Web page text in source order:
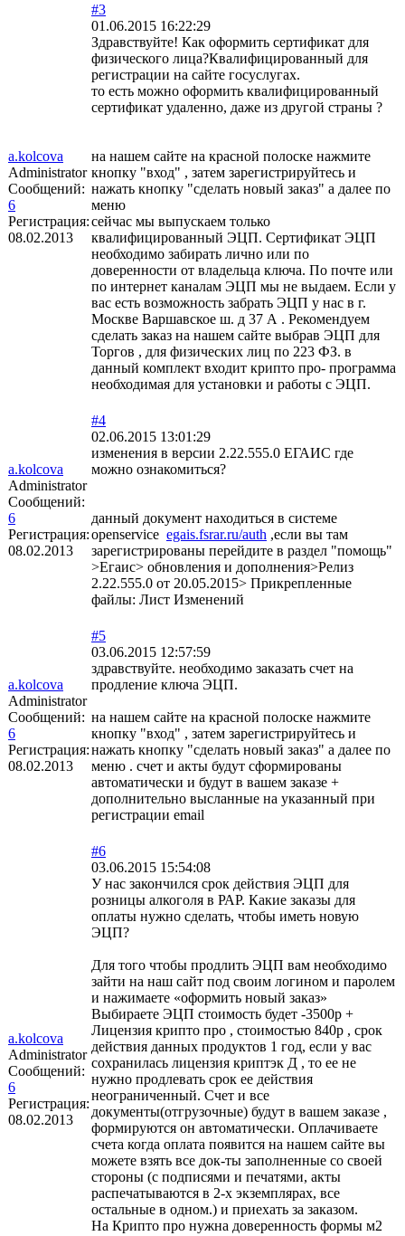
a.kolcova
Administrator
Сообщений:
6
Регистрация:
08.02.2013
#3
01.06.2015 16:22:29
Здравствуйте! Как оформить сертификат для
физического лица?Квалифицированный для
регистрации на сайте госуслугах.
то есть можно оформить квалифицированный
сертификат удаленно, даже из другой страны ?
на нашем сайте на красной полоске нажмите
кнопку "вход" , затем зарегистрируйтесь и
нажать кнопку "сделать новый заказ" а далее по
меню
сейчас мы выпускаем только
квалифицированный ЭЦП. Сертификат ЭЦП
необходимо забирать лично или по
доверенности от владельца ключа. По почте или
по интернет каналам ЭЦП мы не выдаем. Если у
вас есть возможность забрать ЭЦП у нас в г.
Москве Варшавское ш. д 37 А . Рекомендуем
сделать заказ на нашем сайте выбрав ЭЦП для
Торгов , для физических лиц по 223 ФЗ. в
данный комплект входит крипто про- программа
необходимая для установки и работы с ЭЦП.
a.kolcova
Administrator
Сообщений:
6
Регистрация:
08.02.2013
#4
02.06.2015 13:01:29
изменения в версии 2.22.555.0 ЕГАИС где
можно ознакомиться?
данный документ находиться в системе
openservice egais.fsrar.ru/auth ,если вы там
зарегистрированы перейдите в раздел "помощь"
>Егаис> обновления и дополнения>Релиз
2.22.555.0 от 20.05.2015> Прикрепленные
файлы: Лист Изменений
a.kolcova
Administrator
Сообщений:
6
Регистрация:
08.02.2013
#5
03.06.2015 12:57:59
здравствуйте. необходимо заказать счет на
продление ключа ЭЦП.
на нашем сайте на красной полоске нажмите
кнопку "вход" , затем зарегистрируйтесь и
нажать кнопку "сделать новый заказ" а далее по
меню . счет и акты будут сформированы
автоматически и будут в вашем заказе +
дополнительно высланные на указанный при
регистрации email
a.kolcova
Administrator
Сообщений:
6
Регистрация:
08.02.2013
#6
03.06.2015 15:54:08
У нас закончился срок действия ЭЦП для
розницы алкоголя в РАР. Какие заказы для
оплаты нужно сделать, чтобы иметь новую
ЭЦП?
Для того чтобы продлить ЭЦП вам необходимо
зайти на наш сайт под своим логином и паролем
и нажимаете «оформить новый заказ»
Выбираете ЭЦП стоимость будет -3500р +
Лицензия крипто про , стоимостью 840р , срок
действия данных продуктов 1 год, если у вас
сохранилась лицензия криптэк Д , то ее не
нужно продлевать срок ее действия
неограниченный. Счет и все
документы(отгрузочные) будут в вашем заказе ,
формируются он автоматически. Оплачиваете
счета когда оплата появится на нашем сайте вы
можете взять все док-ты заполненные со своей
стороны (с подписями и печатями, акты
распечатываются в 2-х экземплярах, все
остальные в одном.) и приехать за заказом.
На Крипто про нужна доверенность формы м2